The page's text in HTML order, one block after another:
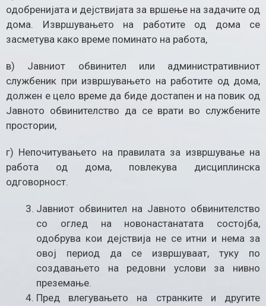
одобренијата и дејствијата за вршење на задачите од
дома. Извршувањето на работите од дома се
засметува како време поминато на работа,
в) Јавниот обвинител или административниот
службеник при извршувањето на работите од дома,
должен е цело време да биде достапен и на повик од
Јавното обвинителство да се врати во службените
простории,
г) Непочитувањето на правилата за извршување на
работа од дома, повлекува дисциплинска
одговорност.
Јавниот обвинител на Јавното обвинителство
со оглед на новонастанатата состојба,
одобрува кои дејствија не се итни и нема за
овој период да се извршуваат, туку по
создавањето на редовни услови за нивно
преземање.
Пред влегувањето на странките и другите